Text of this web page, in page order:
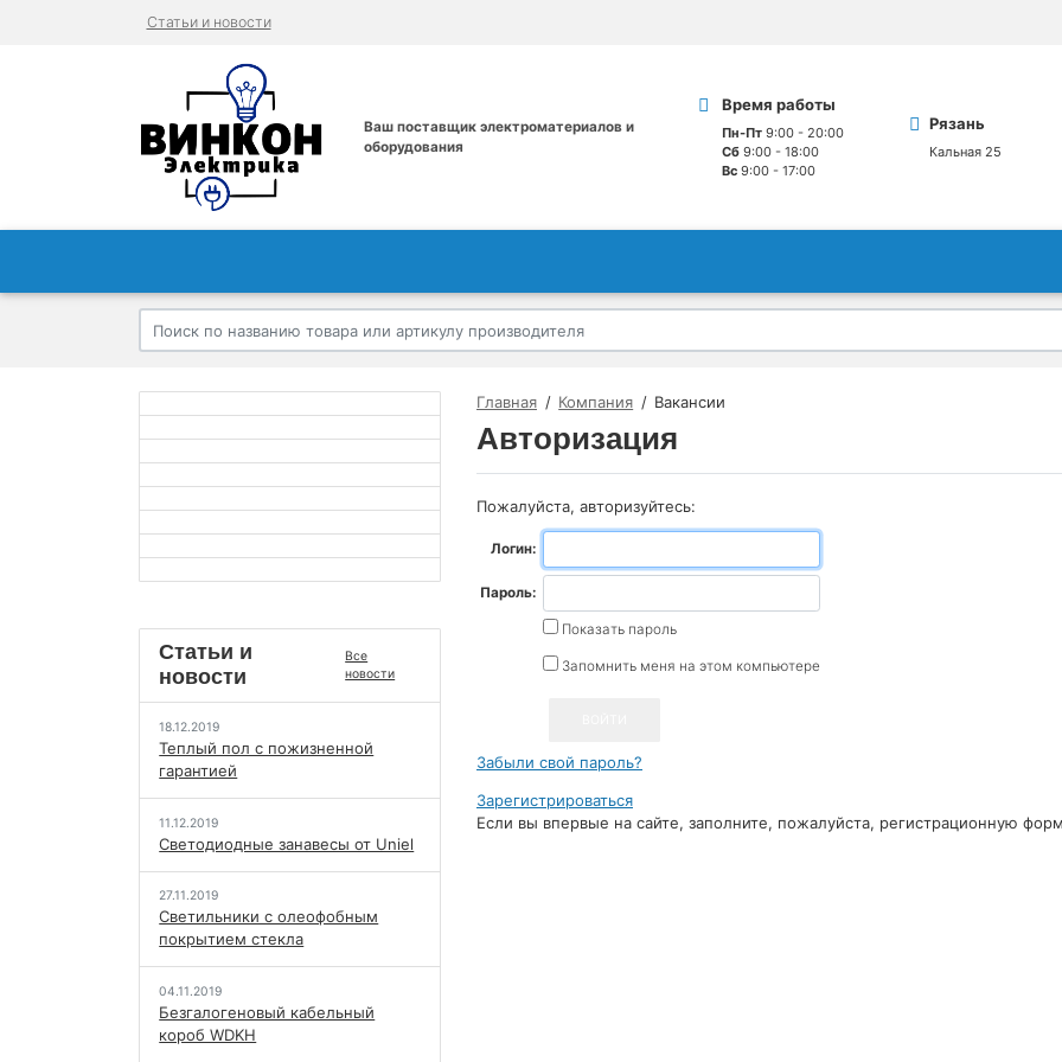
Статьи и новости
Ваш поставщик электроматериалов и
оборудования
Время работы
Пн-Пт9:00 - 20:00
Сб9:00 - 18:00
Вс9:00 - 17:00
Рязань
Кальная 25
Главная Компания Вакансии
Авторизация
Пожалуйста, авторизуйтесь:
Логин:
Пароль:
Показать пароль
Запомнить меня на этом компьютере
Забыли свой пароль?
Зарегистрироваться
Если вы впервые на сайте, заполните, пожалуйста, регистрационную
Статьи и
новости
Все
новости
18.12.2019
Теплый пол с пожизненной
гарантией
11.12.2019
Светодиодные занавесы от Uniel
27.11.2019
Светильники с олеофобным
покрытием стекла
04.11.2019
Безгалогеновый кабельный
короб WDKH